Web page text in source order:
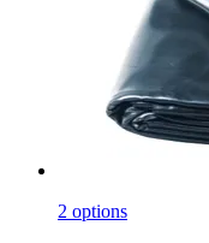
2 options